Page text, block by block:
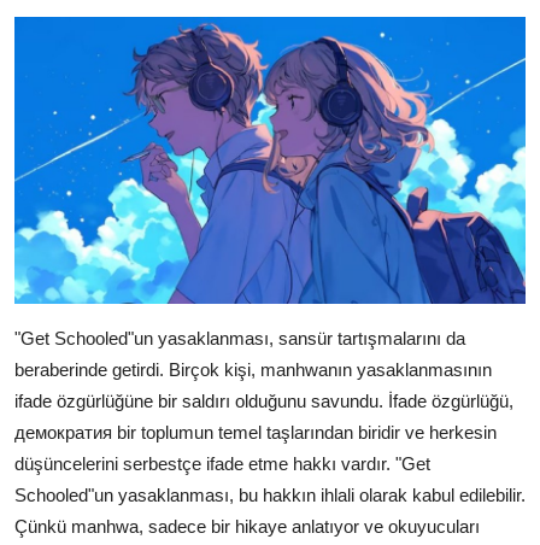
"Get Schooled"un yasaklanması, sansür tartışmalarını da
beraberinde getirdi. Birçok kişi, manhwanın yasaklanmasının
ifade özgürlüğüne bir saldırı olduğunu savundu. İfade özgürlüğü,
демократия bir toplumun temel taşlarından biridir ve herkesin
düşüncelerini serbestçe ifade etme hakkı vardır. "Get
Schooled"un yasaklanması, bu hakkın ihlali olarak kabul edilebilir.
Çünkü manhwa, sadece bir hikaye anlatıyor ve okuyucuları